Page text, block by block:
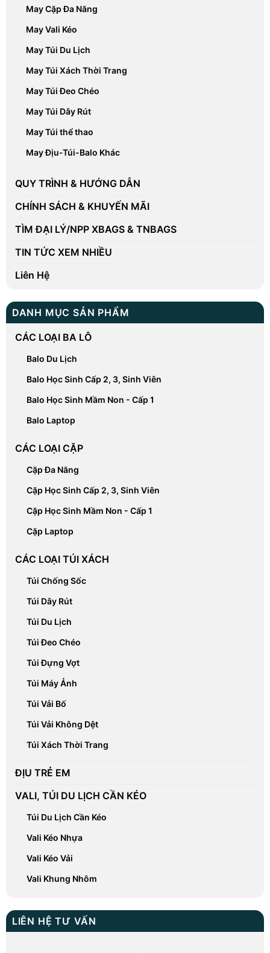
May Cặp Đa Năng
May Vali Kéo
May Túi Du Lịch
May Túi Xách Thời Trang
May Túi Đeo Chéo
May Túi Dây Rút
May Túi thể thao
May Địu-Túi-Balo Khác
QUY TRÌNH & HƯỚNG DẪN
CHÍNH SÁCH & KHUYẾN MÃI
TÌM ĐẠI LÝ/NPP XBAGS & TNBAGS
TIN TỨC XEM NHIỀU
Liên Hệ
DANH MỤC SẢN PHẨM
CÁC LOẠI BA LÔ
Balo Du Lịch
Balo Học Sinh Cấp 2, 3, Sinh Viên
Balo Học Sinh Mầm Non - Cấp 1
Balo Laptop
CÁC LOẠI CẶP
Cặp Đa Năng
Cặp Học Sinh Cấp 2, 3, Sinh Viên
Cặp Học Sinh Mầm Non - Cấp 1
Cặp Laptop
CÁC LOẠI TÚI XÁCH
Túi Chống Sốc
Túi Dây Rút
Túi Du Lịch
Túi Đeo Chéo
Túi Đựng Vợt
Túi Máy Ảnh
Túi Vải Bố
Túi Vải Không Dệt
Túi Xách Thời Trang
ĐỊU TRẺ EM
VALI, TÚI DU LỊCH CẦN KÉO
Túi Du Lịch Cần Kéo
Vali Kéo Nhựa
Vali Kéo Vải
Vali Khung Nhôm
LIÊN HỆ TƯ VẤN